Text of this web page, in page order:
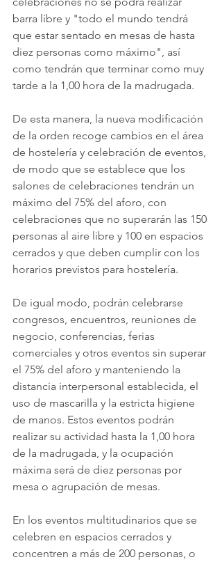
barra libre y "todo el mundo tendrá
que estar sentado en mesas de hasta
diez personas como máximo", así
como tendrán que terminar como muy
tarde a la 1,00 hora de la madrugada.
De esta manera, la nueva modificación
de la orden recoge cambios en el área
de hostelería y celebración de eventos,
de modo que se establece que los
salones de celebraciones tendrán un
máximo del 75% del aforo, con
celebraciones que no superarán las 150
personas al aire libre y 100 en espacios
cerrados y que deben cumplir con los
horarios previstos para hostelería.
De igual modo, podrán celebrarse
congresos, encuentros, reuniones de
negocio, conferencias, ferias
comerciales y otros eventos sin superar
el 75% del aforo y manteniendo la
distancia interpersonal establecida, el
uso de mascarilla y la estricta higiene
de manos. Estos eventos podrán
realizar su actividad hasta la 1,00 hora
de la madrugada, y la ocupación
máxima será de diez personas por
mesa o agrupación de mesas.
En los eventos multitudinarios que se
celebren en espacios cerrados y
concentren a más de 200 personas, o